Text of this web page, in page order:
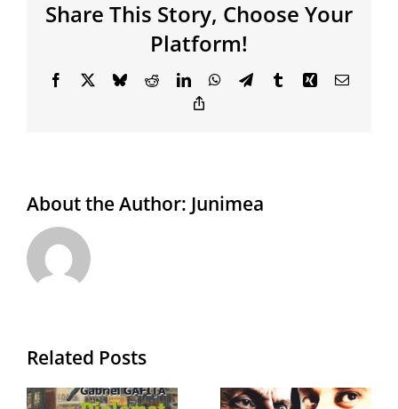
Share This Story, Choose Your
Platform!
Facebook BlueskyRedditLinkedInWhatsApp
TelegramTumblrXing Email
About the Author: Junimea
Related Posts